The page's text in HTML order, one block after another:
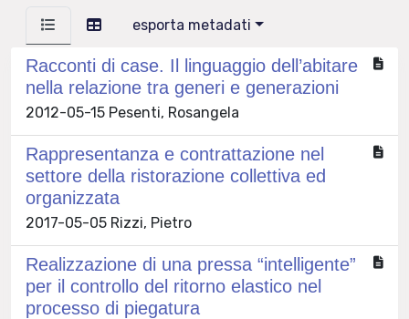
esporta metadati
Racconti di case. Il linguaggio dell’abitare
nella relazione tra generi e generazioni
2012-05-15 Pesenti, Rosangela
Rappresentanza e contrattazione nel
settore della ristorazione collettiva ed
organizzata
2017-05-05 Rizzi, Pietro
Realizzazione di una pressa “intelligente”
per il controllo del ritorno elastico nel
processo di piegatura